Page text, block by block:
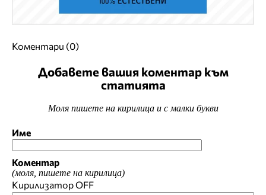
Коментари (0)
Добавете вашия коментар към
статията
Моля пишете на кирилица и с малки букви
Име
Коментар
(моля, пишете на кирилица)
КирилизаторOFF